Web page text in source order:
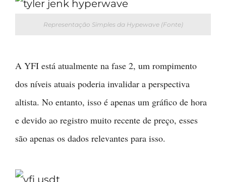
Representação Simples da Hypewave (Fonte)
A YFI está atualmente na fase 2, um rompimento
dos níveis atuais poderia invalidar a perspectiva
altista. No entanto, isso é apenas um gráfico de hora
e devido ao registro muito recente de preço, esses
são apenas os dados relevantes para isso.